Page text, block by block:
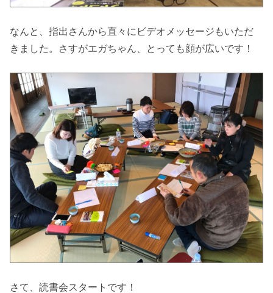
なんと、指出さんから直々にビデオメッセージもいただ
きました。さすがエガちゃん、とっても顔が広いです！
さて、読書会スタートです！